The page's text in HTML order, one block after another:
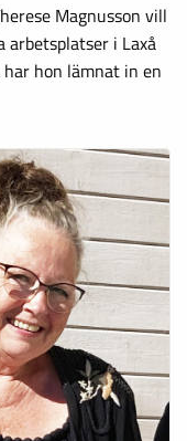
Magnusson vill
arbetsplatser i Laxå
hon lämnat in en